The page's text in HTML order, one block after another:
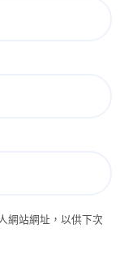
網站網址，以供下次